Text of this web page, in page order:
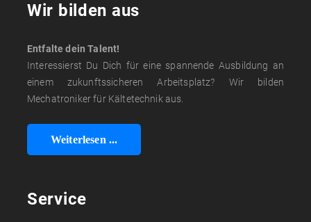
Wir bilden aus
Entfalte dein Talent!
Interessierst Du Dich für eine spannende Ausbildung an
einem zukunftssicheren Arbeitsplatz? Wir bilden
Mechatroniker für Kältetechnik aus.
Weiterlesen ...
Service